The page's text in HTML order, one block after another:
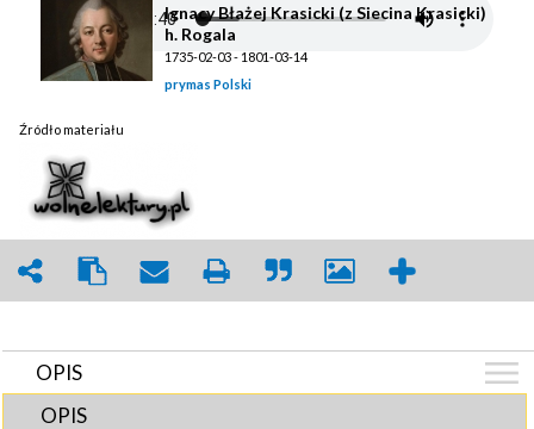
Ignacy Błażej Krasicki (z Siecina Krasicki)
h. Rogala
1735-02-03 - 1801-03-14
prymas Polski
Źródło materiału
OPIS
OPIS